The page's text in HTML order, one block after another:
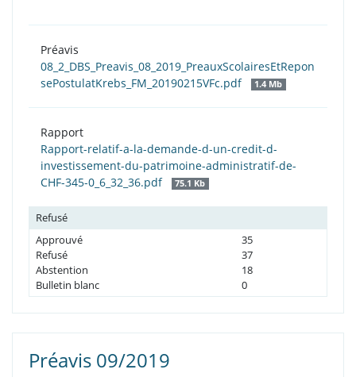
Préavis
08_2_DBS_Preavis_08_2019_PreauxScolairesEtRepon
sePostulatKrebs_FM_20190215VFc.pdf
1.4 Mb
Rapport
Rapport-relatif-a-la-demande-d-un-credit-d-
investissement-du-patrimoine-administratif-de-
CHF-345-0_6_32_36.pdf
75.1 Kb
Refusé
Approuvé
35
Refusé
37
Abstention
18
Bulletin blanc
0
Préavis 09/2019